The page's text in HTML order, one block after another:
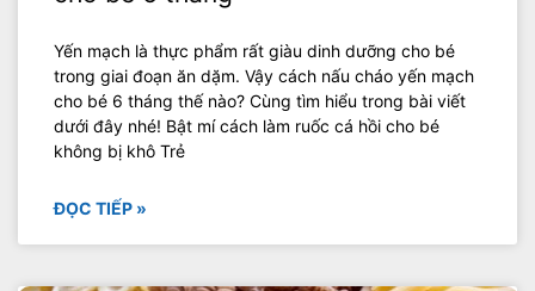
Yến mạch là thực phẩm rất giàu dinh dưỡng cho bé
trong giai đoạn ăn dặm. Vậy cách nấu cháo yến mạch
cho bé 6 tháng thế nào? Cùng tìm hiểu trong bài viết
dưới đây nhé! Bật mí cách làm ruốc cá hồi cho bé
không bị khô Trẻ
ĐỌC TIẾP »